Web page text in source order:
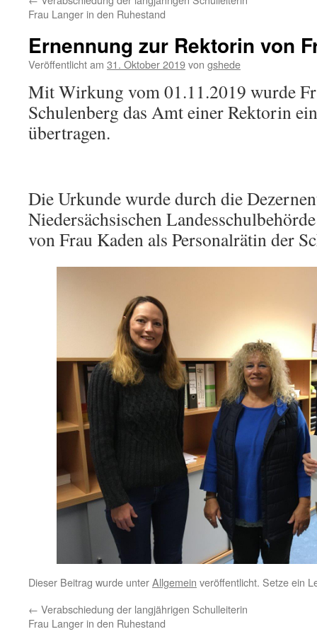
Frau Langer in den Ruhestand
Ernennung zur Rektorin von
Veröffentlicht am 31. Oktober 2019von gshede
Mit Wirkung vom 01.11.2019 wurde
Schulenberg das Amt einer Rektorin
übertragen.
Die Urkunde wurde durch die
Niedersächsischen
von Frau Kaden als Personalrätin der
Dieser Beitrag wurde unterAllgemein veröffentlicht. Setze ein
← Verabschiedung der langjährigen Schulleiterin
Frau Langer in den Ruhestand